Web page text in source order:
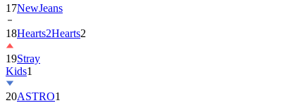
18Hearts2Hearts
19Stray
Kids
20ASTRO
21EXO